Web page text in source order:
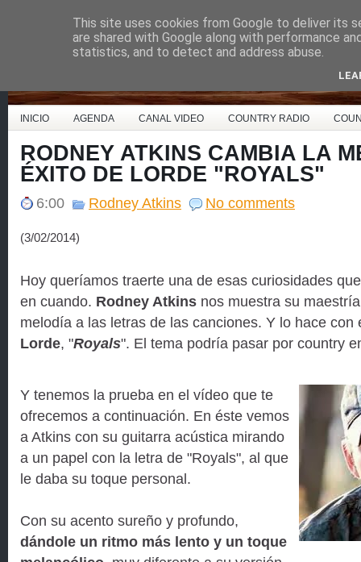
Country Music España
INICIO AGENDA CANAL VIDEO COUNTRY RADIO
RODNEY ATKINS CAMBIA LA
ÉXITO DE LORDE "ROYALS"
6:00 Rodney Atkins No comments
(3/02/2014)
Hoy queríamos traerte una de esas curiosidades
en cuando. Rodney Atkins nos muestra su
melodía a las letras de las canciones. Y lo hace con
Lorde, "Royals". El tema podría pasar por country
Y tenemos la prueba en el vídeo que te
ofrecemos a continuación. En éste vemos
a Atkins con su guitarra acústica mirando
a un papel con la letra de "Royals", al que
le daba su toque personal.
Con su acento sureño y profundo,
dándole un ritmo más lento y un toque
This site uses cookies from Google to deliver its
are shared with Google along with performance
statistics, and to detect and address abuse.